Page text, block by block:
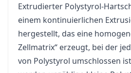
Extrudierter Polystyrol-
einem kontinuierlichen
hergestellt, das eine
Zellmatrix“ erzeugt, bei der
von Polystyrol umschlossen